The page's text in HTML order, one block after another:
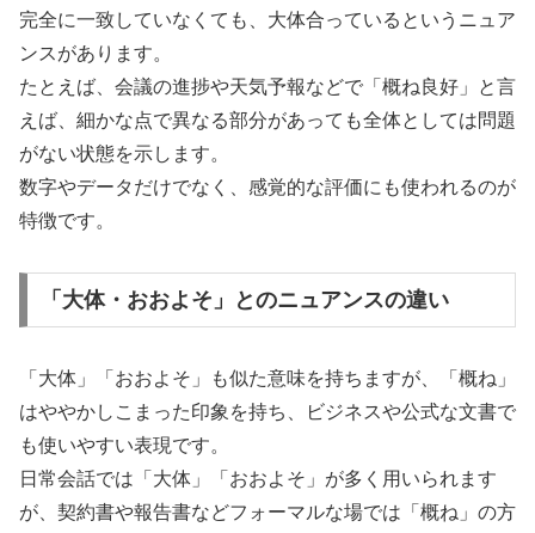
完全に一致していなくても、大体合っているというニュア
ンスがあります。
たとえば、会議の進捗や天気予報などで「概ね良好」と言
えば、細かな点で異なる部分があっても全体としては問題
がない状態を示します。
数字やデータだけでなく、感覚的な評価にも使われるのが
特徴です。
「大体・おおよそ」とのニュアンスの違い
「大体」「おおよそ」も似た意味を持ちますが、「概ね」
はややかしこまった印象を持ち、ビジネスや公式な文書で
も使いやすい表現です。
日常会話では「大体」「おおよそ」が多く用いられます
が、契約書や報告書などフォーマルな場では「概ね」の方